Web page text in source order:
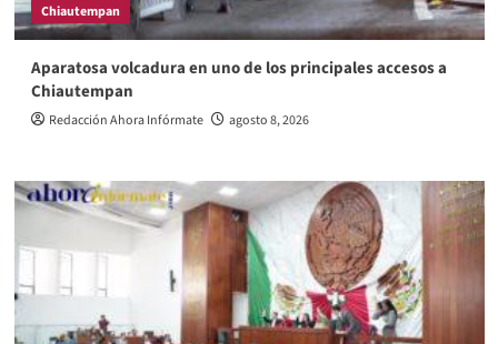
Chiautempan
Aparatosa volcadura en uno de los principales accesos a
Chiautempan
Redacción Ahora Infórmate agosto 8, 2026